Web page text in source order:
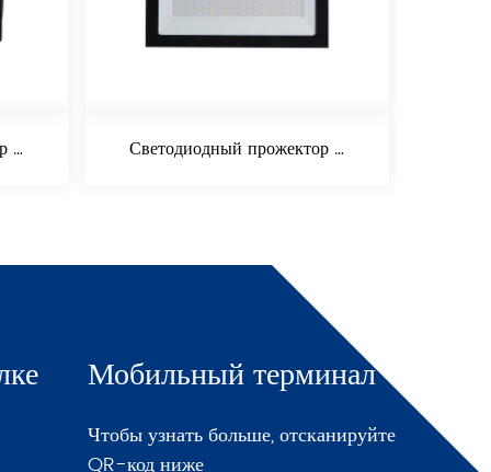
Светодиодный прожектор 200 Вт
Мобильный терминал
Чтобы узнать больше, отсканируйте
QR-код ниже